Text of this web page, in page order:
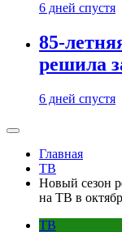
6 дней спустя
85-
решила
6 дней спустя
Главная
ТВ
Новый сезон
на ТВ в
ТВ